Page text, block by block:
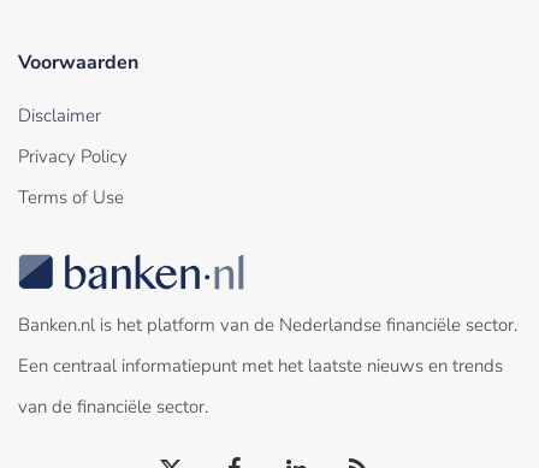
Voorwaarden
Disclaimer
Privacy Policy
Terms of Use
Banken.nl is het platform van de Nederlandse financiële sector.
Een centraal informatiepunt met het laatste nieuws en trends
van de financiële sector.